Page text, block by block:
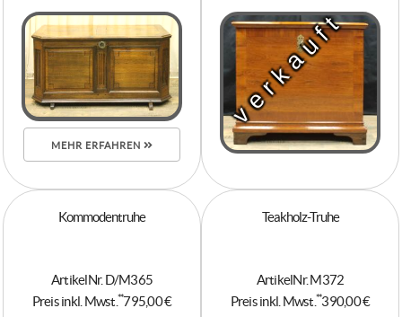
MEHR ERFAHREN
verkauft
Kommodentruhe
ArtikelNr. D/M365
Preis inkl. Mwst. **795,00 €
Teakholz-Truhe
ArtikelNr. M372
Preis inkl. Mwst. **390,00 €